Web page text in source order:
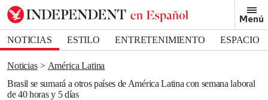
Menú
NOTICIAS ESTILO ENTRETENIMIENTO
ESPACIO
DEPORTES
Noticias
América Latina
Brasil se sumará a otros países de América Latina con semana laboral
de 40 horas y 5 días
Bookmark popover
Removed from bookmarks
Close popover